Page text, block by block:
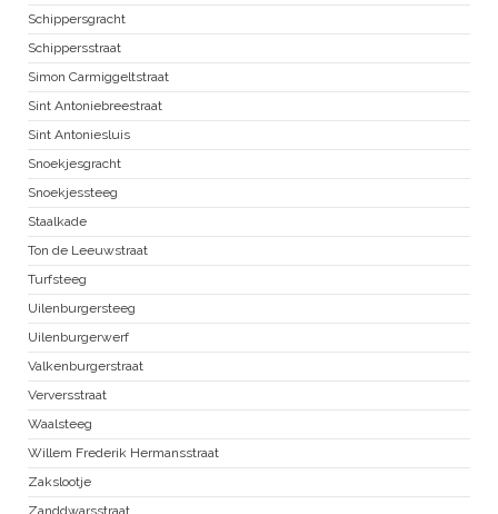
Schippersgracht
Schippersstraat
Simon Carmiggeltstraat
Sint Antoniebreestraat
Sint Antoniesluis
Snoekjesgracht
Snoekjessteeg
Staalkade
Ton de Leeuwstraat
Turfsteeg
Uilenburgersteeg
Uilenburgerwerf
Valkenburgerstraat
Verversstraat
Waalsteeg
Willem Frederik Hermansstraat
Zakslootje
Zanddwarsstraat